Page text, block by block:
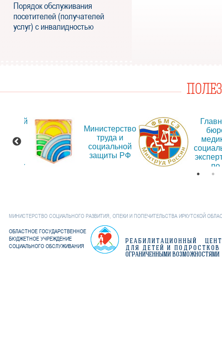
Порядок обслуживания
посетителей (получателей
услуг) с инвалидностью
Министерство
труда и
социальной
защиты РФ
по
МИНИСТЕРСТВО СОЦИАЛЬНОГО РАЗВИТИЯ, ОПЕКИ И ПОПЕЧИТЕЛЬСТВА ИРКУТСКОЙ
ОБЛАСТНОЕ ГОСУДАРСТВЕННОЕ
БЮДЖЕТНОЕ УЧРЕЖДЕНИЕ
СОЦИАЛЬНОГО ОБСЛУЖИВАНИЯ
РЕАБИЛИТАЦИОННЫЙ
ДЛЯ ДЕТЕЙ И ПОДРОСТКОВ
ОГРАНИЧЕННЫМИ ВОЗМОЖНОСТЯМИ